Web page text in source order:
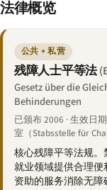
法律概览
公共 + 私营
残障人士平等法
Gesetz über die
Behinderungen
已颁布 2006 · 生效日
室（Stabsstelle für
核心残障平等法规
就业领域提供合理
资助的服务消除无障